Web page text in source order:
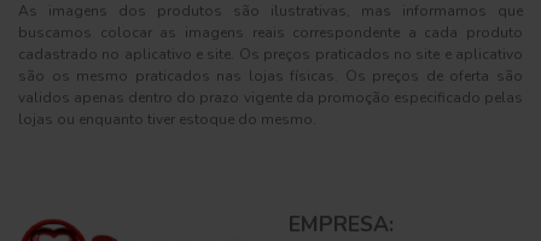
As imagens dos produtos são ilustrativas, mas informamos que
buscamos colocar as imagens reais correspondente a cada produto
cadastrado no aplicativo e site. Os preços praticados no site e aplicativo
são os mesmo praticados nas lojas físicas. Os preços de oferta são
validos apenas dentro do prazo vigente da promoção especificado pelas
lojas ou enquanto tiver estoque do mesmo.
EMPRESA: